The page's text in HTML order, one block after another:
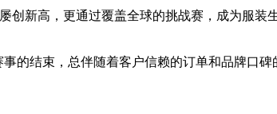
新高，更通过覆盖全球的挑战赛，成为服装
结束，总伴随着客户信赖的订单和品牌口碑